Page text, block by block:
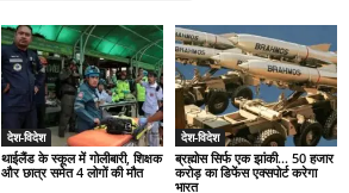
देश-विदेश
थाईलैंड के स्कूल में गोलीबारी, शिक्षक
और छात्र समेत 4 लोगों की मौत
देश-विदेश
ब्रह्मोस सिर्फ एक झांकी… 50 हजार
करोड़ का डिफेंस एक्सपोर्ट करेगा
भारत